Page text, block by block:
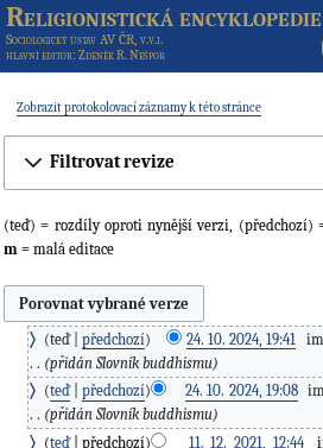
Religionistická encyklopedie
Sociologický ústav AV ČR, v.v.i.
hlavní editor: Zdeněk R. Nešpor
Zobrazit protokolovací záznamy k této stránce
Filtrovat revize
(teď) = rozdíly oproti nynější verzi, (předchozí)
m = malá editace
teď předchozí 24. 10. 2024, 19:41
přidán Slovník buddhismu
teď
předchozí 24. 10. 2024, 19:08‎
přidán Slovník buddhismu
teď
předchozí 11. 12. 2021, 12:44‎